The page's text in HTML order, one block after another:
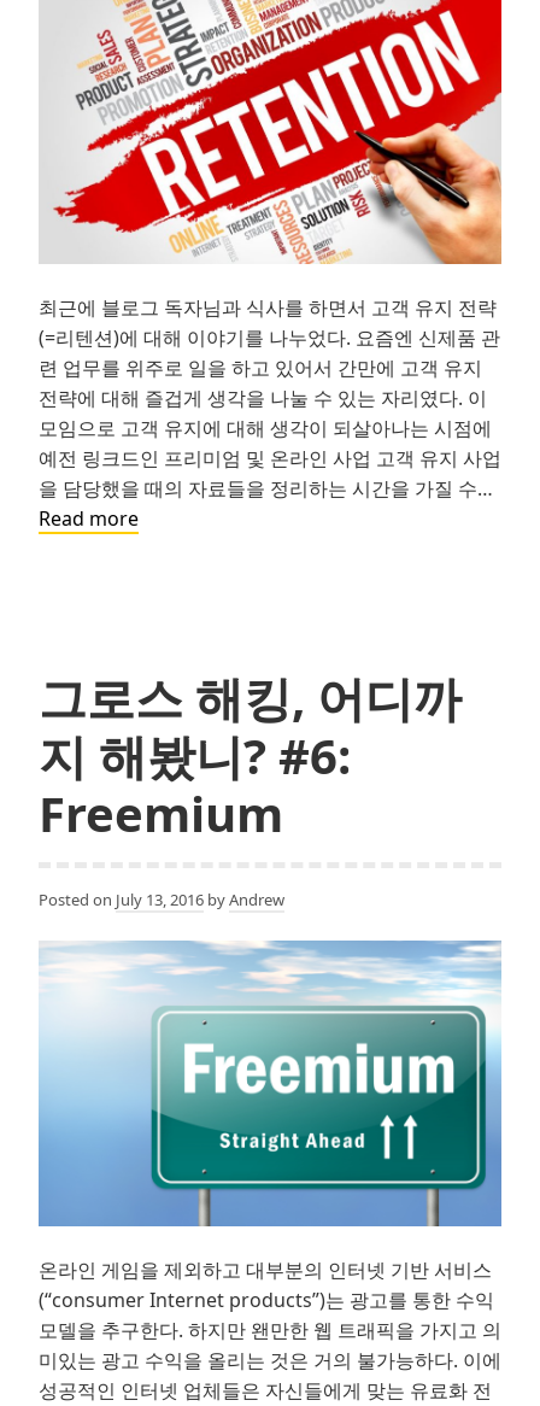
찾
최근에 블로그 독자님과 식사를 하면서 고객 유지 전략
(=리텐션)에 대해 이야기를 나누었다. 요즘엔 신제품 관
련 업무를 위주로 일을 하고 있어서 간만에 고객 유지
전략에 대해 즐겁게 생각을 나눌 수 있는 자리였다. 이
모임으로 고객 유지에 대해 생각이 되살아나는 시점에
예전 링크드인 프리미엄 및 온라인 사업 고객 유지 사업
을 담당했을 때의 자료들을 정리하는 시간을 가질 수…
Read more고
(Customer
Retention
Framework)
그로스 해킹, 어디까
지 해봤니? #6:
Freemium
Posted on July 13, 2016 byAndrew
온라인 게임을 제외하고 대부분의 인터넷 기반 서비스
(“consumer Internet products”)는 광고를 통한 수익
모델을 추구한다. 하지만 왠만한 웹 트래픽을 가지고 의
미있는 광고 수익을 올리는 것은 거의 불가능하다. 이에
성공적인 인터넷 업체들은 자신들에게 맞는 유료화 전